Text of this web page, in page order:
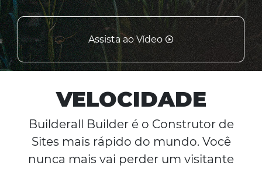
Assista ao Vídeo
VELOCIDADE
Builderall Builder é o Construtor de
Sites mais rápido do mundo. Você
nunca mais vai perder um visitante